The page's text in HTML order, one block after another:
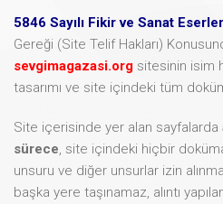
5846 Sayılı Fikir ve Sanat
Gereği (Site Telif Hakları)
sevgimagazasi.org sitesinin isim
tasarımı ve site içindeki tüm
Site içerisinde yer alan sayfalarda
sürece, site içindeki hiçbir
unsuru ve diğer unsurlar izin
başka yere taşınamaz, alıntı